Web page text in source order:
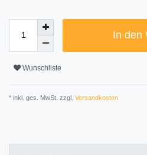
In den
Wunschliste
* inkl. ges. MwSt. zzgl. Versandkosten